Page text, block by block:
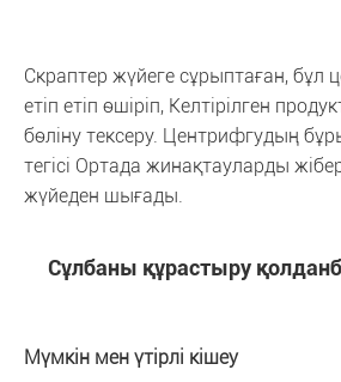
Скраптер жүйеге сұрыптаған, бұл
етіп етіп өшіріп, Келтірілген
бөліну тексеру. Центрифгудың
тегісі Ортада жинақтауларды
жүйеден шығады.
Сұлбаны құрастыру
Мүмкін мен үтірлі кішеу